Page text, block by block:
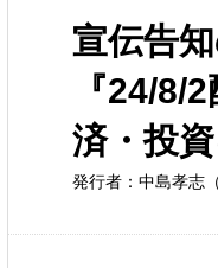
宣伝告
『24/8/
済・投
発行者：中島孝志